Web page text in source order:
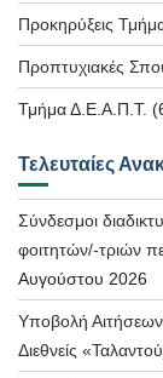
Προκηρύξεις
Προπτυχιακές
Τμήμα Δ.Ε.Α.Π.Τ.
Τελευταίες
Σύνδεσμοι
φοιτητών/-τριών
Αυγούστου 2026
Υποβολή
Διεθνείς